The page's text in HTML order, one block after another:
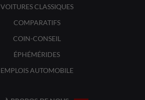
VOITURES CLASSIQUES
COMPARATIFS
COIN-CONSEIL
ÉPHÉMÉRIDES
EMPLOIS AUTOMOBILE